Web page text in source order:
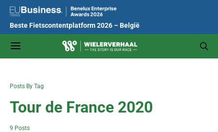
Beste Fietscontentplatform 2026 – België
Posts By Tag
Tour de France 2020
9 Posts